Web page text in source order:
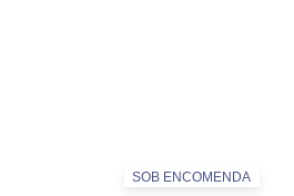
SOB ENCOMENDA